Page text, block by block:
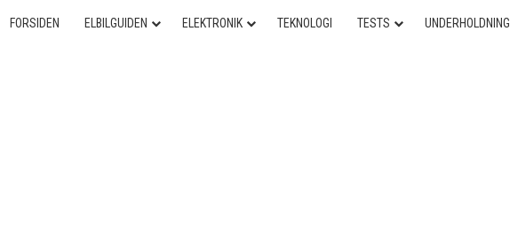
FORSIDEN ELBILGUIDEN ELEKTRONIK TEKNOLOGI TESTS UNDERHOLDNING